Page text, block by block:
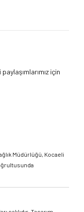
için
Müdürlüğü, Kocaeli